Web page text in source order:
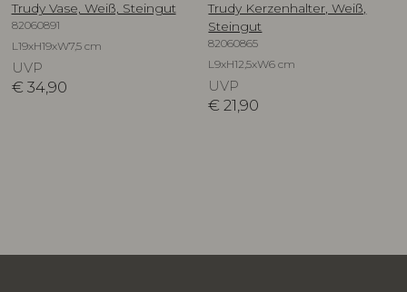
Trudy Vase, Weiß, Steingut
82060891
L19xH19xW7,5 cm
UVP
€ 34,90
Trudy Kerzenhalter, Weiß,
Steingut
82060865
L9xH12,5xW6 cm
UVP
€ 21,90